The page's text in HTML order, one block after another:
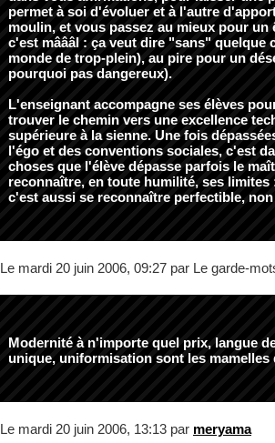
permet à soi d'évoluer et à l'autre
moulin, et vous passez au mieux pour un
c'est mâââl : ça veut dire "sans" quelque
monde de trop-plein), au pire pour un
pourquoi pas dangereux).
L'enseignant accompagne ses élèves
trouver le chemin vers une excellence
supérieure à la sienne. Une fois
l'égo et des conventions sociales, c'est
choses que l'élève dépasse parfois le
reconnaître, en toute humilité, ses limites
c'est aussi se reconnaître perfectible,
Le mardi 20 juin 2006, 09:27 par Le garde-
Modernité à n'importe quel prix, langue
unique, uniformisation sont les mamelles
Le mardi 20 juin 2006, 13:13 par meryama